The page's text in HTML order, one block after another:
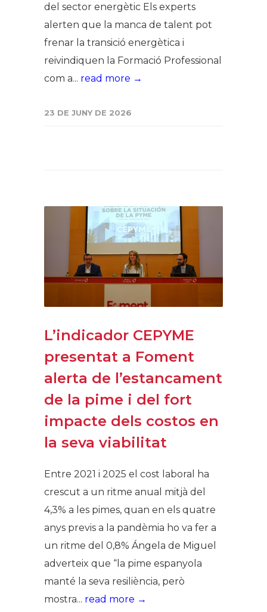
del sector energètic Els experts
alerten que la manca de talent pot
frenar la transició energètica i
reivindiquen la Formació Professional
com a... read more →
23 DE JUNY DE 2026
L’indicador CEPYME
presentat a Foment
alerta de l’estancament
de la pime i del fort
impacte dels costos en
la seva viabilitat
Entre 2021 i 2025 el cost laboral ha
crescut a un ritme anual mitjà del
4,3% a les pimes, quan en els quatre
anys previs a la pandèmia ho va fer a
un ritme del 0,8% Ángela de Miguel
adverteix que “la pime espanyola
manté la seva resiliència, però
mostra... read more →